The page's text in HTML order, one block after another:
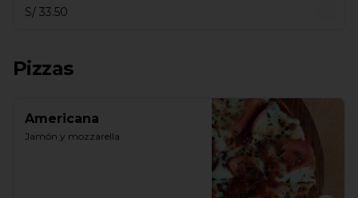
S/ 33.50
Pizzas
Americana
Jamón y mozzarella